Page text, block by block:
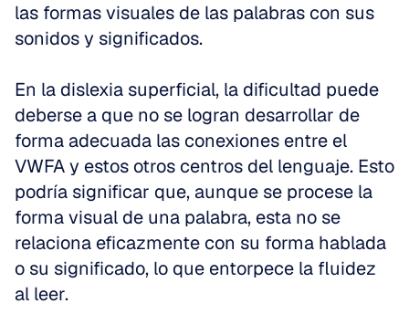
las formas visuales de las palabras con sus
sonidos y significados.
En la dislexia superficial, la dificultad puede
deberse a que no se logran desarrollar de
forma adecuada las conexiones entre el
VWFA y estos otros centros del lenguaje. Esto
podría significar que, aunque se procese la
forma visual de una palabra, esta no se
relaciona eficazmente con su forma hablada
o su significado, lo que entorpece la fluidez
al leer.